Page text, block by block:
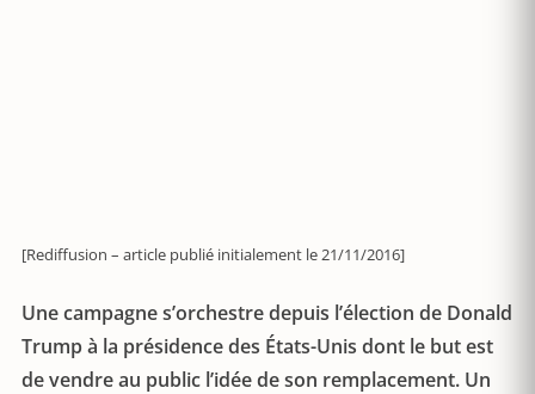
[Rediffusion – article publié initialement le 21/11/2016]
Une campagne s’orchestre depuis l’élection de Donald
Trump à la présidence des États-Unis dont le but est
de vendre au public l’idée de son remplacement. Un